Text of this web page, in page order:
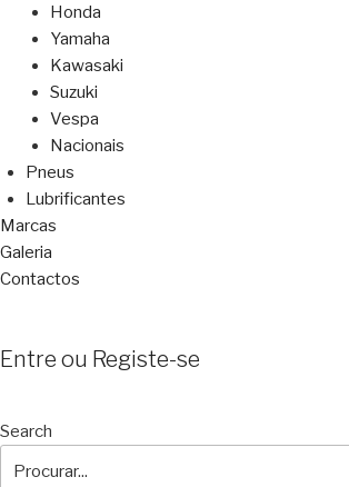
Honda
Yamaha
Kawasaki
Suzuki
Vespa
Nacionais
Pneus
Lubrificantes
Marcas
Galeria
Contactos
Entre ou Registe-se
Search